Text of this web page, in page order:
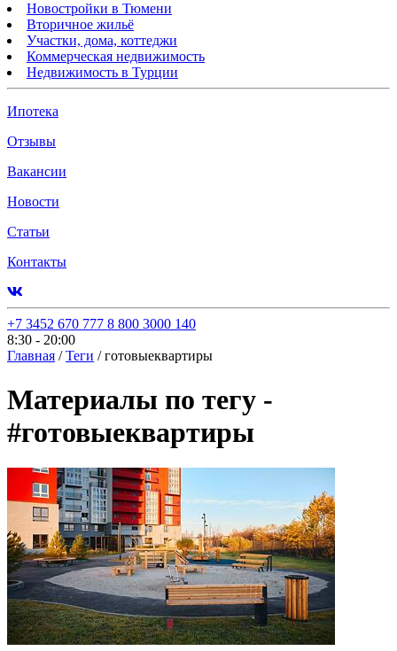
Новостройки в Тюмени
Вторичное жильё
Участки, дома, коттеджи
Коммерческая недвижимость
Недвижимость в Турции
Ипотека
Отзывы
Вакансии
Новости
Статьи
Контакты
+7 3452 670 777 8 800 3000 140
8:30 - 20:00
Главная / Теги / готовыеквартиры
Материалы по тегу -
#готовыеквартиры